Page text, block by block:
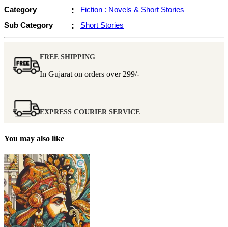
Category
:
Fiction : Novels & Short Stories
Sub Category
: Short Stories
FREE SHIPPING
In Gujarat on orders over 299/-
EXPRESS COURIER SERVICE
You may also like